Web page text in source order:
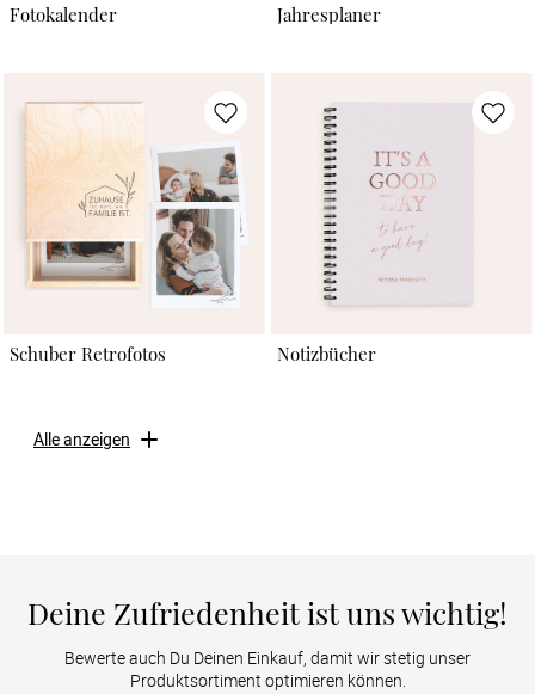
Fotokalender Jahresplaner
Schuber Retrofotos Notizbücher
Alle anzeigen
Deine Zufriedenheit ist uns wichtig!
Bewerte auch Du Deinen Einkauf, damit wir stetig unser
Produktsortiment optimieren können.